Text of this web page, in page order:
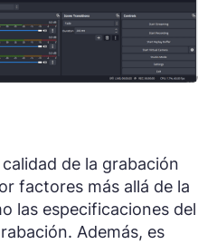
de la grabación
factores más allá de la
las especificaciones del
Además, es